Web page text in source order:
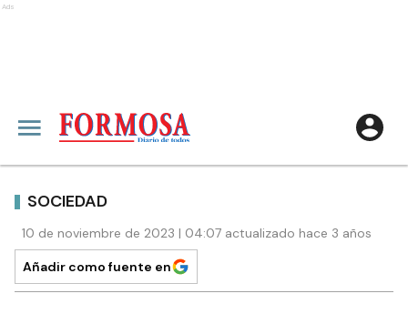
Ads
SOCIEDAD
10 de noviembre de 2023 | 04:07 actualizado hace 3 años
Añadir como fuente en